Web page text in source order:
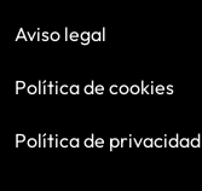
Aviso legal
Política de cookies
Política de privacidad